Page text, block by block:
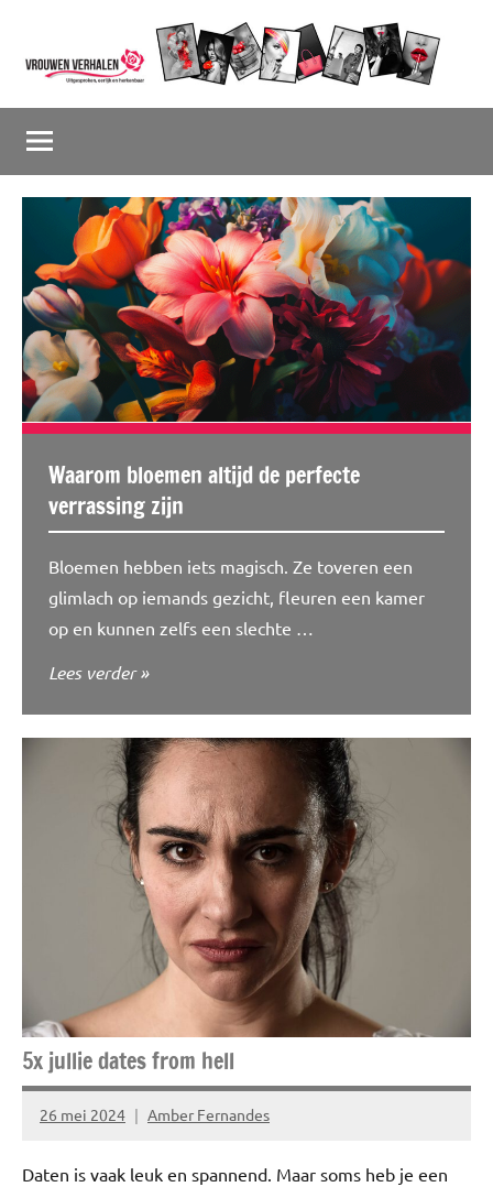
inhoud
springen
Vrouwenverhalen
en
herkenbaar
Waarom bloemen altijd de perfecte
verrassing zijn
Bloemen hebben iets magisch. Ze toveren een
glimlach op iemands gezicht, fleuren een kamer
op en kunnen zelfs een slechte …
Lees verder
5x jullie dates from hell
26 mei 2024 Amber Fernandes
Geen
Daten is vaak leuk en spannend. Maar soms heb je een